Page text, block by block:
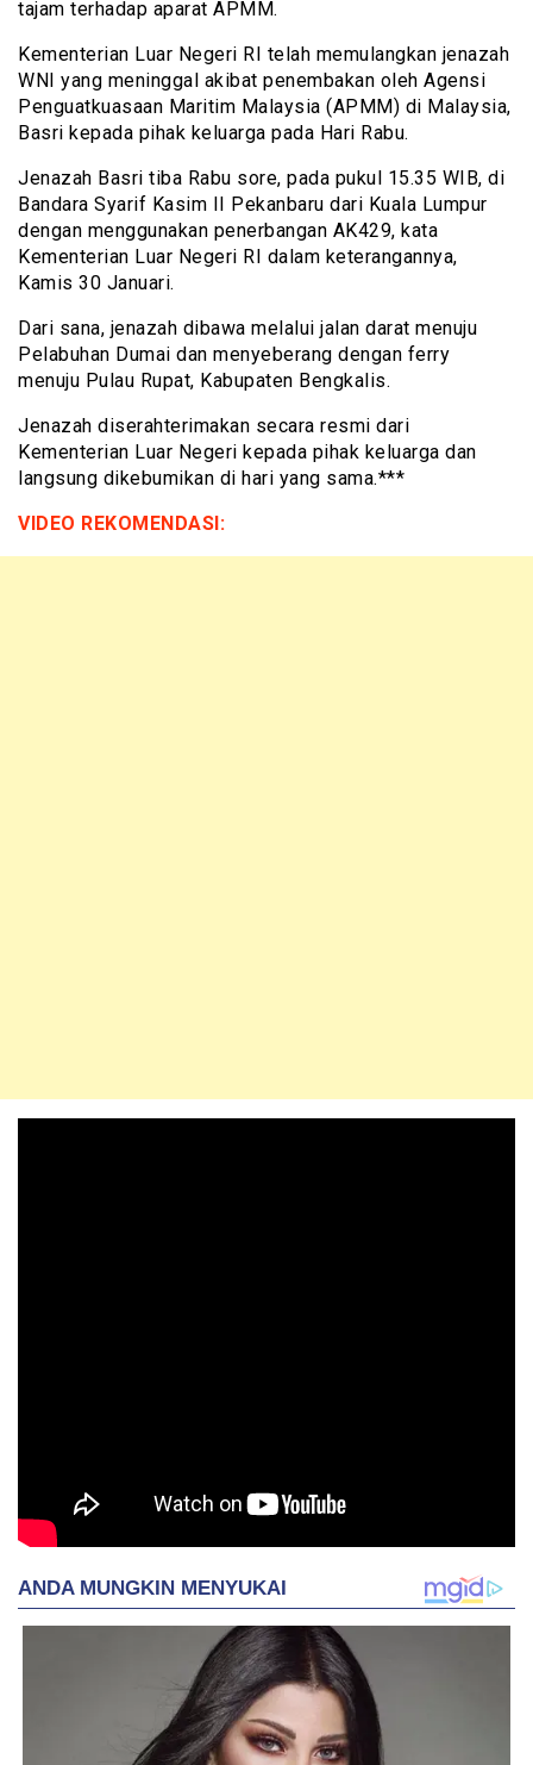
tajam terhadap aparat APMM.
Kementerian Luar Negeri RI telah memulangkan jenazah
WNI yang meninggal akibat penembakan oleh Agensi
Penguatkuasaan Maritim Malaysia (APMM) di Malaysia,
Basri kepada pihak keluarga pada Hari Rabu.
Jenazah Basri tiba Rabu sore, pada pukul 15.35 WIB, di
Bandara Syarif Kasim II Pekanbaru dari Kuala Lumpur
dengan menggunakan penerbangan AK429, kata
Kementerian Luar Negeri RI dalam keterangannya,
Kamis 30 Januari.
Dari sana, jenazah dibawa melalui jalan darat menuju
Pelabuhan Dumai dan menyeberang dengan ferry
menuju Pulau Rupat, Kabupaten Bengkalis.
Jenazah diserahterimakan secara resmi dari
Kementerian Luar Negeri kepada pihak keluarga dan
langsung dikebumikan di hari yang sama.***
VIDEO REKOMENDASI: